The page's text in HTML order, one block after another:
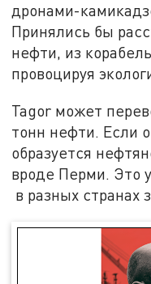
дронами-
Принялись бы
нефти, из
провоцируя
Tagor может
тонн нефти. Если
образуется
вроде Перми. Это
в разных странах